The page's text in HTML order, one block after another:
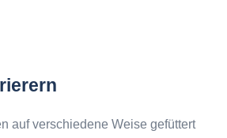
auf verschiedene Weise gefüttert